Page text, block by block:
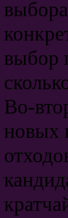
выбор
Во-
новых